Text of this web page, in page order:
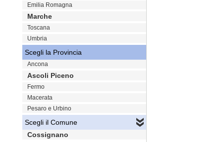
Emilia Romagna
Marche
Toscana
Umbria
Scegli la Provincia
Ancona
Ascoli Piceno
Fermo
Macerata
Pesaro e Urbino
Scegli il Comune
Cossignano